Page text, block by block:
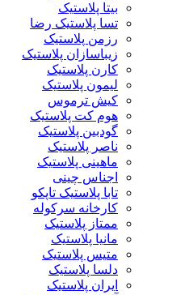
بیتا پلاستیک
تسا پلاستیک رضا
رزمن پلاستیک
زیباسازان پلاستیک
کارن پلاستیک
لیمون پلاستیک
کیش ترموس
هوم کت پلاستیک
گودبین پلاستیک
ناصر پلاستیک
ماهینی پلاستیک
اجناس چینی
تابا پلاستیک تاپکو
کارخانه سرکوله
ممتاز پلاستیک
مانیا پلاستیک
متیس پلاستیک
دلسا پلاستیک
ایران پلاستیک